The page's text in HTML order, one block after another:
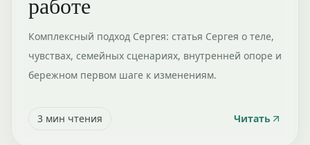
Комплексный подход Сергея: статья Сергея о теле,
чувствах, семейных сценариях, внутренней опоре и
бережном первом шаге к изменениям.
3 мин чтения Читать